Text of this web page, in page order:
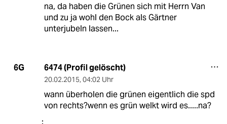
na, da haben die Grünen sich mit Herrn Van
und zu ja wohl den Bock als Gärtner
unterjubeln lassen...
6G 6474 (Profil gelöscht)
20.02.2015, 04:02 Uhr
wann überholen die grünen eigentlich die spd
von rechts?wenn es grün welkt wird es.....na?